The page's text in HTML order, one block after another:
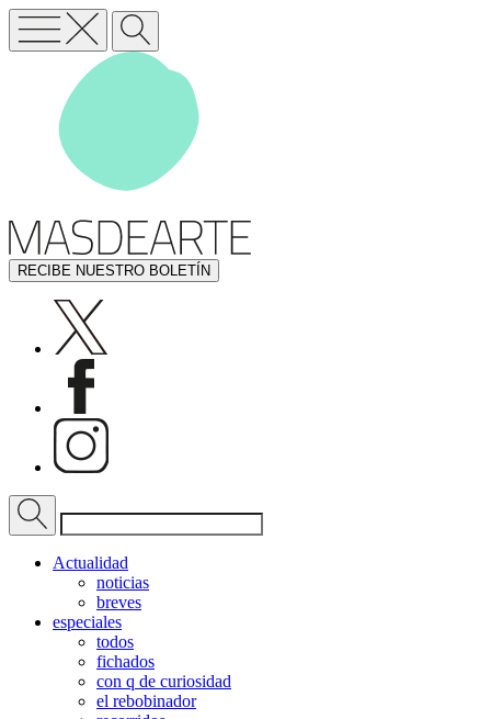
RECIBE NUESTRO BOLETÍN
Actualidad
noticias
breves
especiales
todos
fichados
con q de curiosidad
el rebobinador